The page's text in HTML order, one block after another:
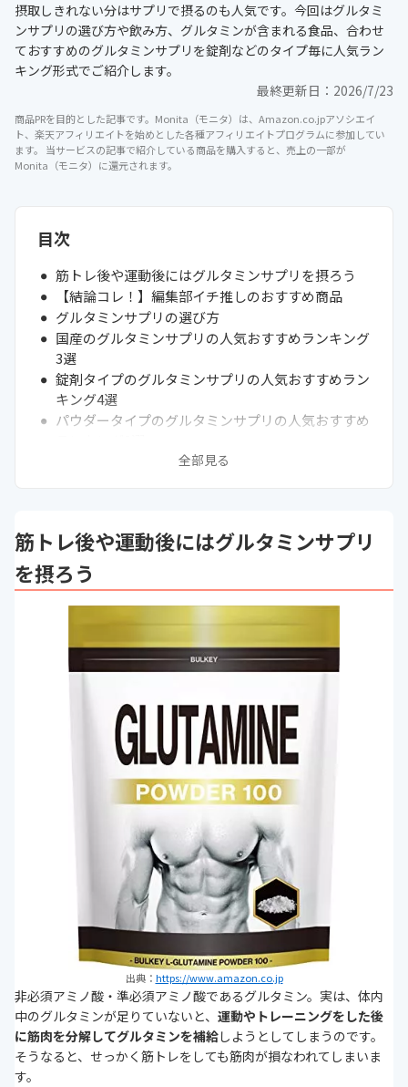
摂取しきれない分はサプリで摂るのも人気です。今回はグルタミ
ンサプリの選び方や飲み方、グルタミンが含まれる食品、合わせ
ておすすめのグルタミンサプリを錠剤などのタイプ毎に人気ラン
キング形式でご紹介します。
最終更新日： 2026/7/23
商品PRを目的とした記事です。Monita（モニタ）は、Amazon.co.jpアソシエイ
ト、楽天アフィリエイトを始めとした各種アフィリエイトプログラムに参加してい
ます。 当サービスの記事で紹介している商品を購入すると、売上の一部が
Monita（モニタ）に還元されます。
目次
筋トレ後や運動後にはグルタミンサプリを摂ろう
【結論コレ！】編集部イチ推しのおすすめ商品
グルタミンサプリの選び方
国産のグルタミンサプリの人気おすすめランキング
3選
錠剤タイプのグルタミンサプリの人気おすすめラン
キング4選
パウダータイプのグルタミンサプリの人気おすすめ
通販サイトの最新売れ筋ランキングもチェック！
コンビニやドラッグストアで買える市販のグルタミ
ン
グルタミンサプリの飲み方
グルタミンを含む食品・食べ物
まとめ
次に読むべきサプリの関連記事はこちら
全部見る
筋トレ後や運動後にはグルタミンサプリ
を摂ろう
出典： https://www.amazon.co.jp
非必須アミノ酸・準必須アミノ酸であるグルタミン。実は、体内
中のグルタミンが足りていないと、 運動やトレーニングをした後
に筋肉を分解してグルタミンを補給しようとしてしまうのです。
そうなると、せっかく筋トレをしても筋肉が損なわれてしまいま
す。